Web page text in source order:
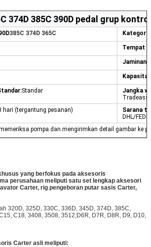
374D 385C 390D pedal grup
385C 374D 365C Kategori:
Tempat
Jaminan:
Standar
Jangka
hari (tergantung pesanan)
Sarana
DHL/
pompa dan mengirimkan detail gambar ke
yang berfokus pada aksesoris
perusahaan meliputi satu set lengkap aksesori
Carter, rig pengeboran putar sasis Carter,
320D, 325D, 330C, 336D, 345D, 374D, 385C,
C18, 3408, 3508, 3512;D6R, D7R, D8R, D9, D10,
Carter asli meliputi: